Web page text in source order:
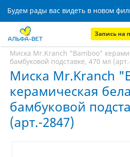
Запись на
Главная
Миска Mr.Kranch "Bamboo"
бамбуковой подставке, 470 мл
Миска Mr.Kranch
керамическая
бамбуковой
(арт.-2847)